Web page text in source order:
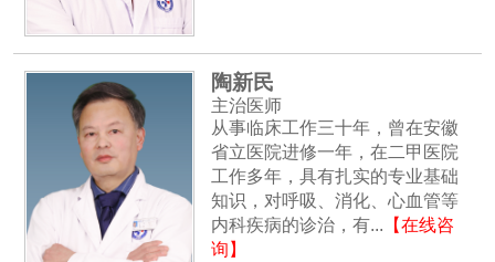
陶新民
主治医师
从事临床工作三十年，曾在安徽
省立医院进修一年，在二甲医院
工作多年，具有扎实的专业基础
知识，对呼吸、消化、心血管等
内科疾病的诊治，有... 【在线咨
询】